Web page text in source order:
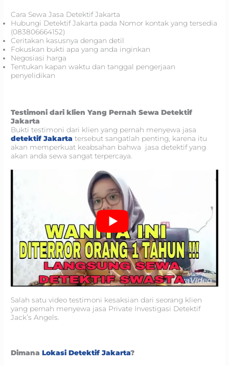
Cara Sewa Jasa Detektif Jakarta
Hubungi Detektif Jakarta pada Nomor kontak yang tersedia
(083806664152)
Ceritakan kasusnya dengan detil
Fokuskan bukti apa yang anda inginkan
Negosiasi harga
Tentukan kapan waktu dan tanggal pengerjaan
penyelidikan
Testimoni dari klien Yang Pernah Sewa Detektif
Jakarta
Bukti testimoni dari klien yang pernah menyewa jasa
detektif Jakarta tersebut sangatlah penting, karena itu
akan memperkuat keabsahan bahwa jasa detektif yang
akan anda sewa sangat terpercaya.
Salah satu video testimoni kesaksian dari seorang klien
yang pernah menyewa jasa Private Investigasi Detektif
Jack’s Angels.
DimanaLokasi Detektif Jakarta?